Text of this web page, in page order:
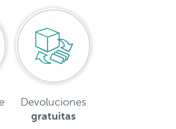
Devoluciones
gratuitas